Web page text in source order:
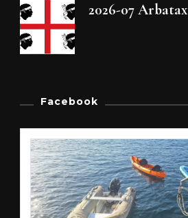
2026-07 Arbatax
Facebook